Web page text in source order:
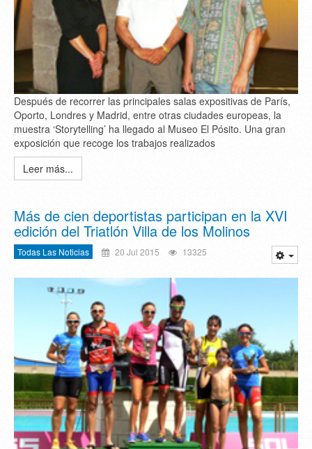
Después de recorrer las principales salas expositivas de París,
Oporto, Londres y Madrid, entre otras ciudades europeas, la
muestra ‘Storytelling’ ha llegado al Museo El Pósito. Una gran
exposición que recoge los trabajos realizados
Leer más...
Más de cien deportistas participan en la XVI
edición del Triatlón Villa de los Molinos
Todas Las Noticias 20 Jul 2015 13325